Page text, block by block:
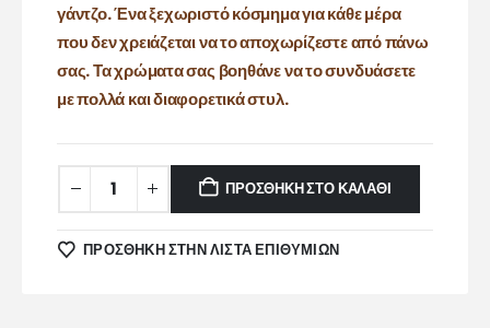
γάντζο. Ένα ξεχωριστό κόσμημα για κάθε μέρα
που δεν χρειάζεται να το αποχωρίζεστε από πάνω
σας. Τα χρώματα σας βοηθάνε να το συνδυάσετε
με πολλά και διαφορετικά στυλ.
ΠΡΟΣΘΉΚΗ ΣΤΟ ΚΑΛΆΘΙ
ΠΡΌΣΘΉΚΗ ΣΤΗΝ ΛΊΣΤΑ ΕΠΙΘΥΜΙΏΝ